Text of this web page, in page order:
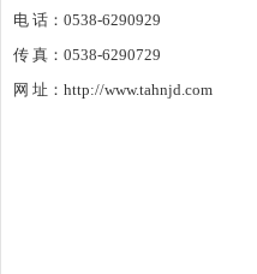
电 话：0538-6290929
传 真：0538-6290729
网 址：http://www.tahnjd.com